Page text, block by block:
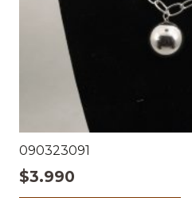
090323091
$3.990